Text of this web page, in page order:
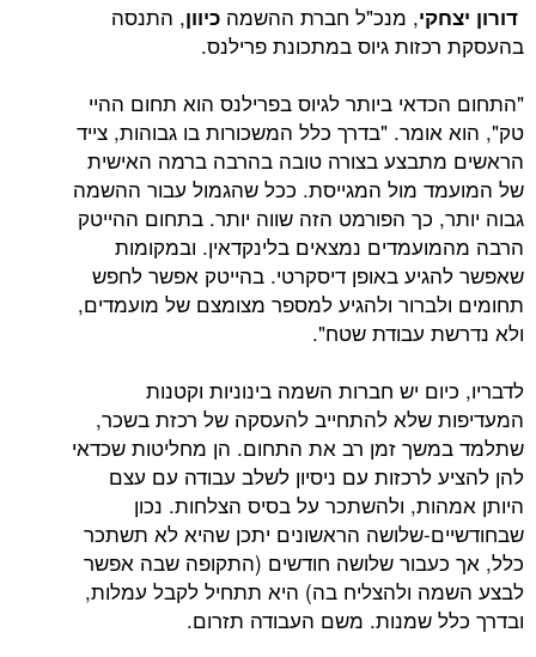
, מנכ"ל חברת ההשמהכיוון, התנסה
גיוס במתכונת פרילנס.
ביותר לגיוס בפרילנס הוא תחום ההיי
"בדרך כלל המשכורות בו גבוהות, צייד
בצורה טובה בהרבה ברמה האישית
מול המגייסת. ככל שהגמול עבור ההשמה
כך הפורמט הזה שווה יותר. בתחום ההייטק
נמצאים בלינקדאין. ובמקומות
באופן דיסקרטי. בהייטק אפשר לחפש
ולהגיע למספר מצומצם של מועמדים,
עבודת שטח".
יש חברות השמה בינוניות וקטנות
שלא להתחייב להעסקה של רכזת בשכר,
זמן רב את התחום. הן מחליטות שכדאי
לרכזות עם ניסיון לשלב עבודה עם עצם
ולהשתכר על בסיס הצלחות. נכון
שלושה הראשונים יתכן שהיא לא תשתכר
שלושה חודשים (התקופה שבה אפשר
ולהצליח בה) היא תתחיל לקבל עמלות,
שמנות. משם העבודה תזרום.